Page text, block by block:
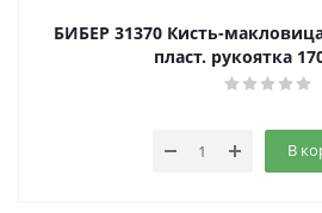
БИБЕР 31370 Кисть-
пласт. рукоятка
В